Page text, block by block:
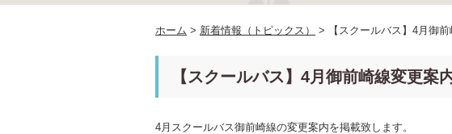
ホーム > 新着情報（トピックス） > 【スクールバス】4月御
【スクールバス】4月御前崎線変更案
4月スクールバス御前崎線の変更案内を掲載致します。